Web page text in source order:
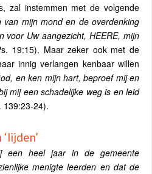
zal instemmen met de volgende
van mijn mond en de overdenking
voor Uw aangezicht, HEERE, mijn
19:15). Maar zeker ook met de
innig verlangen kenbaar willen
en ken mijn hart, beproef mij en
mij een schadelijke weg is en leid
24).
een heel jaar in de gemeente
menigte leerden en dat de